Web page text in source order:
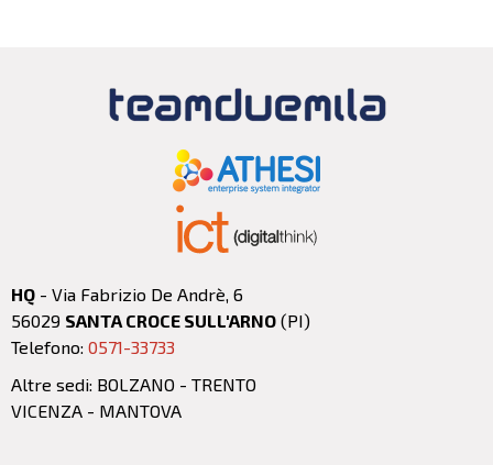
HQ - Via Fabrizio De Andrè, 6
56029 SANTA CROCE SULL'ARNO (PI)
Telefono: 0571-33733
Altre sedi: BOLZANO - TRENTO
VICENZA - MANTOVA